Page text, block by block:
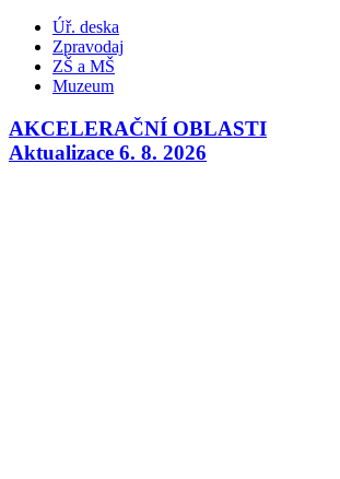
Úř. deska
Zpravodaj
ZŠ a MŠ
Muzeum
AKCELERAČNÍ OBLASTI
Aktualizace 6. 8. 2026